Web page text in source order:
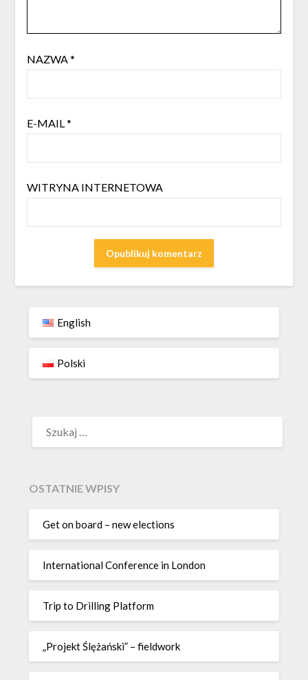
NAZWA*
E-MAIL*
WITRYNA INTERNETOWA
English
Polski
OSTATNIE WPISY
Get on board – new elections
International Conference in London
Trip to Drilling Platform
„Projekt Ślężański” – fieldwork